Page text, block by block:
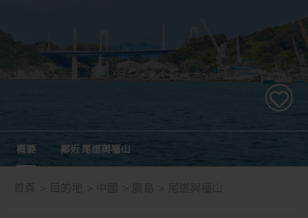
概要 鄰近 尾道與福山